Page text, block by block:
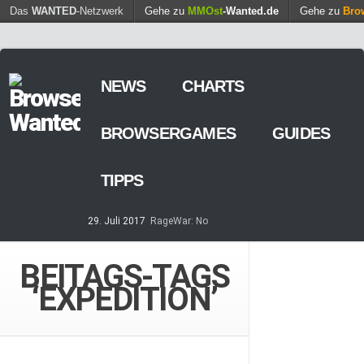
Das WANTED-Netzwerk Gehe zu MMOst-Wanted.de Gehe zu
NEWS CHARTS
BROWSERGAMES GUIDES
TIPPS
29. Juli 2017
RageWar: No
Games – so geht’s
7. März 2017 Casino-Spiele
am Browser – kostenlos und
BEITAGS-TAGS
‘EXPEDITION’
Find out more. Okay, thanks